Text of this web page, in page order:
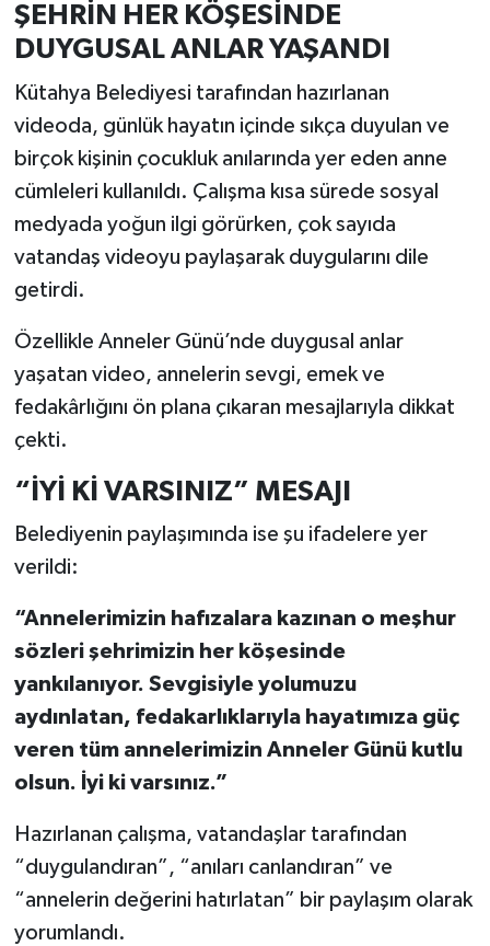
ŞEHRİN HER KÖŞESİNDE
DUYGUSAL ANLAR YAŞANDI
Kütahya Belediyesi tarafından hazırlanan
videoda, günlük hayatın içinde sıkça duyulan ve
birçok kişinin çocukluk anılarında yer eden anne
cümleleri kullanıldı. Çalışma kısa sürede sosyal
medyada yoğun ilgi görürken, çok sayıda
vatandaş videoyu paylaşarak duygularını dile
getirdi.
Özellikle Anneler Günü’nde duygusal anlar
yaşatan video, annelerin sevgi, emek ve
fedakârlığını ön plana çıkaran mesajlarıyla dikkat
çekti.
“İYİ Kİ VARSINIZ” MESAJI
Belediyenin paylaşımında ise şu ifadelere yer
verildi:
“Annelerimizin hafızalara kazınan o meşhur
sözleri şehrimizin her köşesinde
yankılanıyor. Sevgisiyle yolumuzu
aydınlatan, fedakarlıklarıyla hayatımıza güç
veren tüm annelerimizin Anneler Günü kutlu
olsun. İyi ki varsınız.”
Hazırlanan çalışma, vatandaşlar tarafından
“duygulandıran”, “anıları canlandıran” ve
“annelerin değerini hatırlatan” bir paylaşım olarak
yorumlandı.